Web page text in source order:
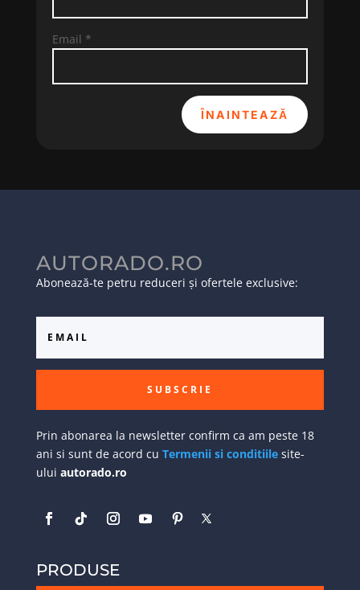
Email *
ÎNAINTEAZĂ
AUTORADO.RO
Abonează-te petru reduceri și ofertele exclusive:
SUBSCRIE
Prin abonarea la newsletter confirm ca am peste 18
ani si sunt de acord cu Termenii si conditiilesite-
ului autorado.ro
PRODUSE